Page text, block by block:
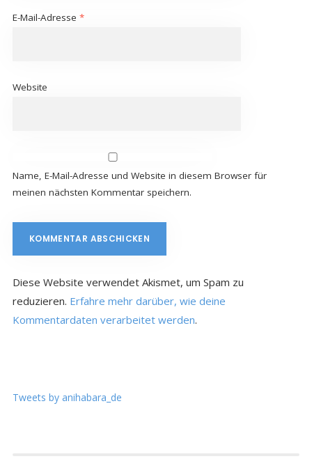
E-Mail-Adresse *
Website
Name, E-Mail-Adresse und Website in diesem Browser für
meinen nächsten Kommentar speichern.
Diese Website verwendet Akismet, um Spam zu
reduzieren. Erfahre mehr darüber, wie deine
Kommentardaten verarbeitet werden.
Tweets by anihabara_de